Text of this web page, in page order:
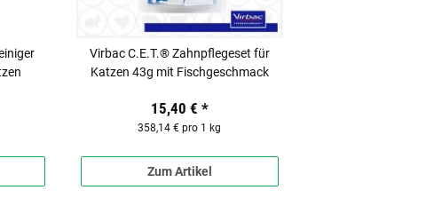
Virbac C.E.T.® Zahnpflegeset für
Katzen 43g mit Fischgeschmack
15,40 € *
358,14 € pro 1 kg
Zum Artikel